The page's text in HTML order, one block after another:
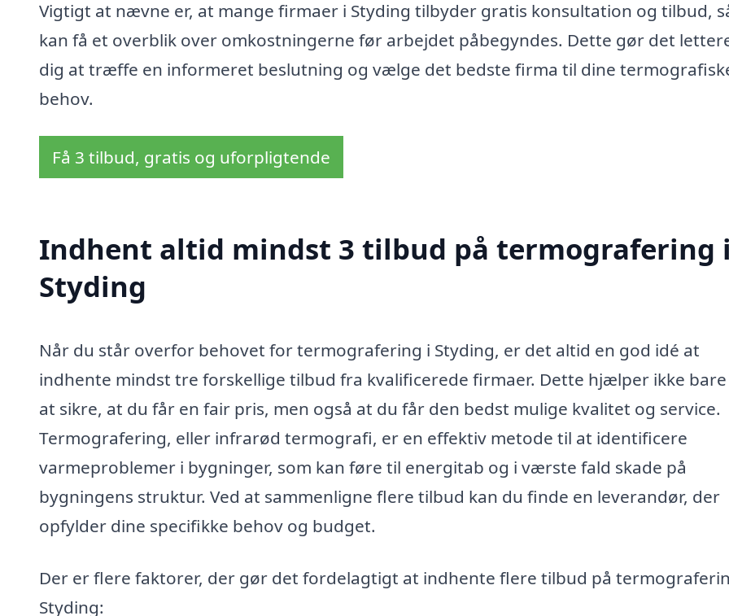
Vigtigt at nævne er, at mange firmaer i Styding tilbyder gratis konsultation og tilbud,
kan få et overblik over omkostningerne før arbejdet påbegyndes. Dette gør det
dig at træffe en informeret beslutning og vælge det bedste firma til dine
behov.
Få 3 tilbud, gratis og uforpligtende
Indhent altid mindst 3 tilbud på termografering i
Styding
Når du står overfor behovet for termografering i Styding, er det altid en god idé at
indhente mindst tre forskellige tilbud fra kvalificerede firmaer. Dette hjælper ikke bare
at sikre, at du får en fair pris, men også at du får den bedst mulige kvalitet og service.
Termografering, eller infrarød termografi, er en effektiv metode til at identificere
varmeproblemer i bygninger, som kan føre til energitab og i værste fald skade på
bygningens struktur. Ved at sammenligne flere tilbud kan du finde en leverandør, der
opfylder dine specifikke behov og budget.
Der er flere faktorer, der gør det fordelagtigt at indhente flere tilbud på
Styding: